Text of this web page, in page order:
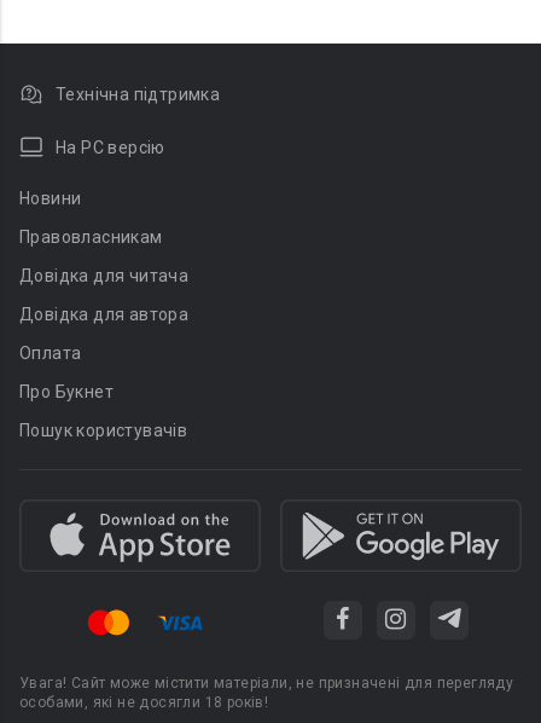
Технічна підтримка
На PC версію
Новини
Правовласникам
Довідка для читача
Довідка для автора
Оплата
Про Букнет
Пошук користувачів
Увага! Сайт може містити матеріали, не призначені для перегляду
особами, які не досягли 18 років!